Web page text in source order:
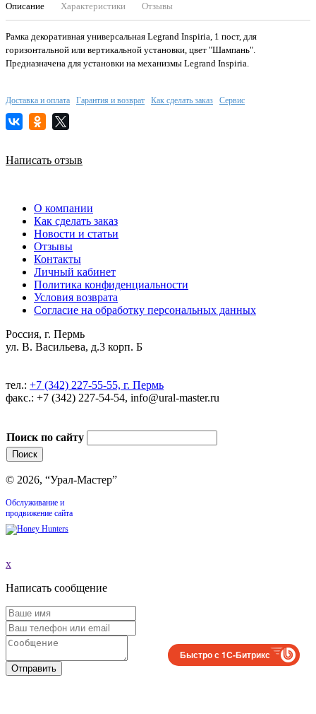
Описание Характеристики Отзывы
Рамка декоративная универсальная Legrand Inspiria, 1 пост, для
горизонтальной или вертикальной установки, цвет "Шампань".
Предназначена для установки на механизмы Legrand Inspiria.
Доставка и оплата Гарантия и возврат Как сделать заказ Сервис
Написать отзыв
О компании
Как сделать заказ
Новости и статьи
Отзывы
Контакты
Личный кабинет
Политика конфиденциальности
Условия возврата
Согласие на обработку персональных данных
Россия, г. Пермь
ул. В. Васильева, д.3 корп. Б
тел.: +7 (342) 227-55-55, г. Пермь
факс.: +7 (342) 227-54-54, info@ural-master.ru
Поиск по сайту
© 2026, “Урал-Мастер”
Обслуживание и
продвижение сайта
x
Написать сообщение
Отправить
Быстро с 1С-Битрикс